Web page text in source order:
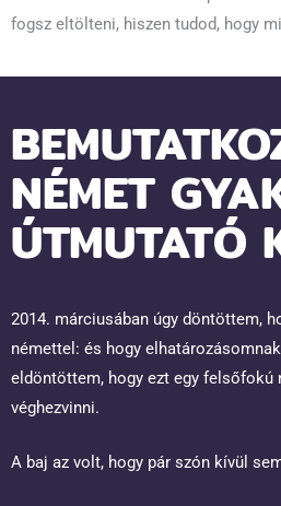
fogsz eltölteni, hiszen tudod, hogy
NÉMET
ÚTMUTATÓ
2014. márciusában úgy döntöttem,
némettel: és hogy
eldöntöttem, hogy ezt egy felsőfokú
véghezvinni.
A baj az volt, hogy pár szón kívül